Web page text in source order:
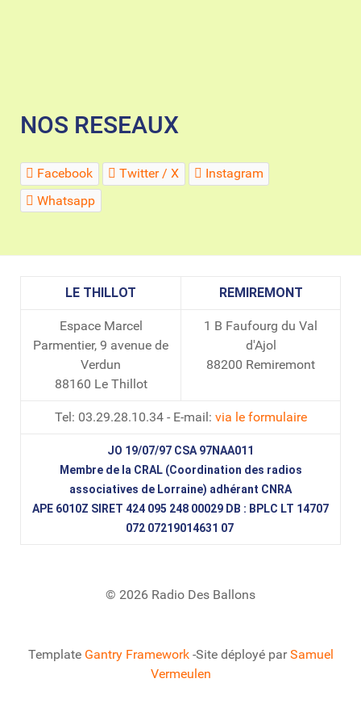
NOS RESEAUX
Facebook Twitter / X
Instagram
Whatsapp
LE THILLOT REMIREMONT
Espace Marcel
Parmentier, 9 avenue de
Verdun
88160 Le Thillot
1 B Faufourg du Val
d'Ajol
88200 Remiremont
Tel: 03.29.28.10.34 - E-mail: via le formulaire
JO 19/07/97 CSA 97NAA011
Membre de la CRAL (Coordination des radios
associatives de Lorraine) adhérant CNRA
APE 6010Z SIRET 424 095 248 00029 DB : BPLC LT 14707
072 07219014631 07
© 2026 Radio Des Ballons
Template Gantry Framework-Site déployé parSamuel
Vermeulen